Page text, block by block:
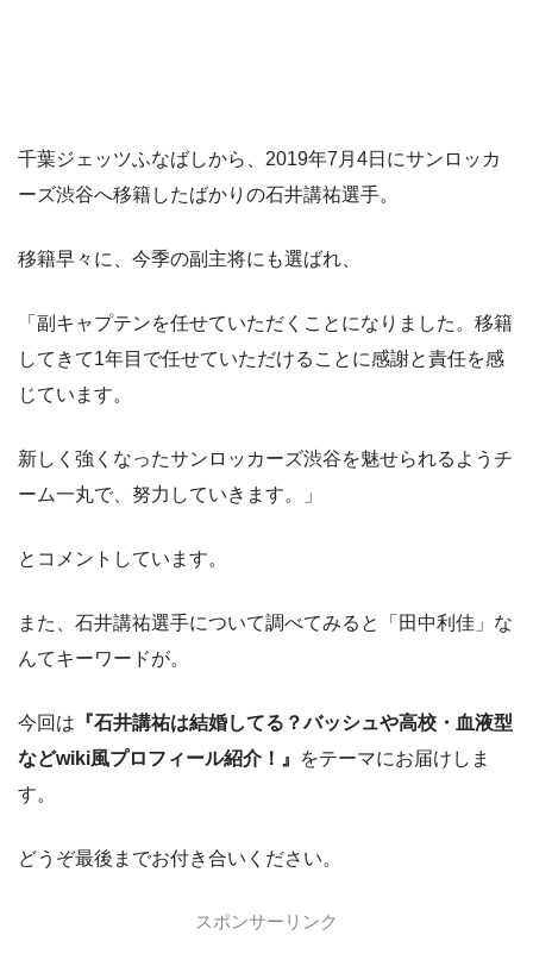
千葉ジェッツふなばしから、2019年7月4日にサンロッカ
ーズ渋谷へ移籍したばかりの石井講祐選手。
移籍早々に、今季の副主将にも選ばれ、
「副キャプテンを任せていただくことになりました。移籍
してきて1年目で任せていただけることに感謝と責任を感
じています。
新しく強くなったサンロッカーズ渋谷を魅せられるようチ
ーム一丸で、努力していきます。」
とコメントしています。
また、石井講祐選手について調べてみると「田中利佳」な
んてキーワードが。
今回は 『石井講祐は結婚してる？バッシュや高校・血液型
などwiki風プロフィール紹介！』
をテーマにお届けしま
す。
どうぞ最後までお付き合いください。
スポンサーリンク